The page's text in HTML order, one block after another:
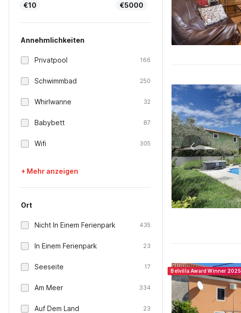
€10 €5000
Annehmlichkeiten
Privatpool 166
Schwimmbad 250
Whirlwanne 32
Babybett 87
Wifi 305
+ Mehr anzeigen
Ort
Nicht In Einem Ferienpark 435
In Einem Ferienpark 23
Seeseite 17
Am Meer 334
Auf Dem Land 23
Belvilla Award Winner 2025